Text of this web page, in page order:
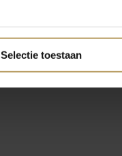
Selectie toestaan